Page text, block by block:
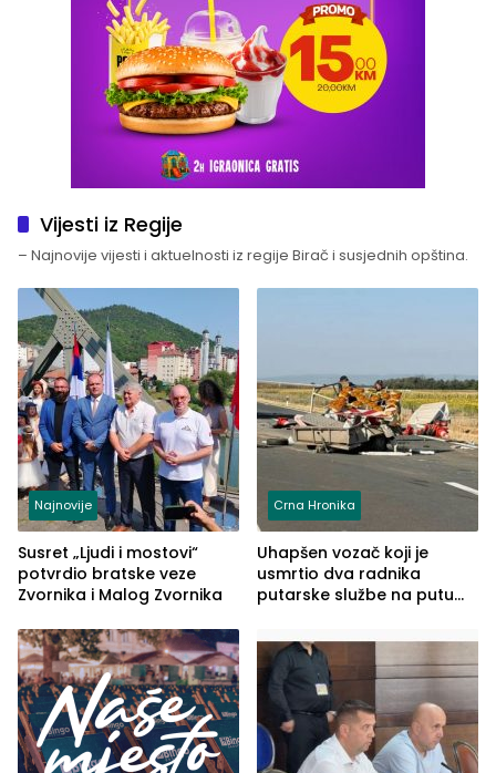
Vijesti iz Regije
– Najnovije vijesti i aktuelnosti iz regije Birač i susjednih opština.
Najnovije
Susret „Ljudi i mostovi“
potvrdio bratske veze
Zvornika i Malog Zvornika
Crna Hronika
Uhapšen vozač koji je
usmrtio dva radnika
putarske službe na putu
(FOTO)